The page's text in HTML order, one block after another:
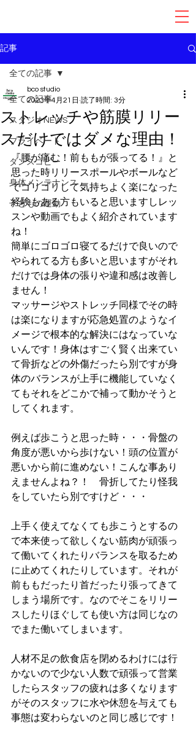
記事
全ての記事
スタジオNEWS
プライベート
ダンスコピー
身体メンテナンス
子どもの運動
全ての記事
ストレッチや筋膜リリー
スだけではダメな理由！
bco studio
2023年4月21日 読了時間: 3分
『腰が痛む！前ももが張ってる！』と
思った時リリースポールやボールなど
でゴリゴリして気持ちよく楽になった
経験もある方もいると思いますしレッ
スンや動画でもよく紹介されています
ね！
簡単にゴロゴロ寝てるだけで良いので
やられてる方も多いと思いますがそれ
だけでは身体の張りや違和感は改善し
ません！
マッサージやストレッチ同様でその時
は楽になりますが応急処置のようなイ
メージで根本的な解決にはなっていな
いんです！身体はすごく賢く出来てい
て骨折などの外傷だったら別ですが身
体のバランスが上手に機能していなく
てもそれをどこかで補って動かそうと
してくれます。
例えば歩こうと思った時・・・骨盤の
角度が悪いから歩けない！頭の位置が
悪いから前に進めない！こんな事あり
えませんよね？！　骨折してたり怪我
をしていたら別ですけど・・・
上手く使えてなくても歩こうとするの
で本来使って欲しくない筋肉が頑張っ
て働いてくれたりバランスを取るため
に止めてくれたりしています。それが
前ももだったり首だったり張ってきて
しまう場所です。なのでそこをリリー
スしたりほぐしても使い方は同じなの
でまた働いてしまいます。
人材不足の飲食店を閉めるわけには行
かないので少ない人数で頑張って営業
したらスタッフの疲れは多くなります
がそのスタッフに水や休憩を与えても
事態は変わらないのと同じ感じです！